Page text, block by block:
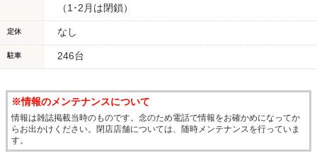
（1･2月は閉鎖）
定休 なし
駐車 246台
※情報のメンテナンスについて
情報は雑誌掲載当時のものです。念のため電話で情報をお確かめになってか
らお出かけください。閉店店舗については、随時メンテナンスを行っていま
す。